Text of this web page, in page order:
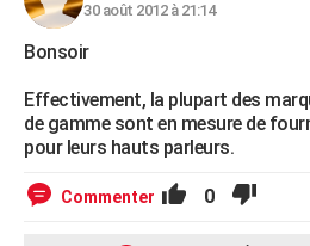
30 août 2012 à 21:14
Bonsoir
Effectivement, la plupart des
de gamme sont en mesure de
pour leurs hauts parleurs.
Commenter 0